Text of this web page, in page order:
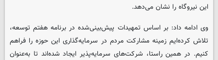
این نیروگاه را نشان می‌دهد.
وی ادامه داد: بر اساس تمهیدات پیش‌بینی‌شده در برنامه هفتم توسعه،
تلاش کرده‌ایم زمینه مشارکت مردم در سرمایه‌گذاری این حوزه را فراهم
کنیم. در همین راستا، شرکت‌های سرمایه‌پذیر ایجاد شده‌اند تا به‌عنوان